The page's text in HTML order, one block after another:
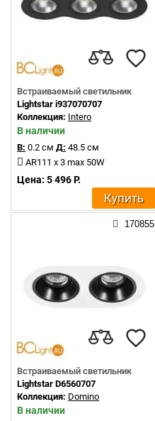
Встраиваемый светильник
Lightstar i937070707
Коллекция: Intero
В наличии
В: 0.2 см Д: 48.5 см
AR111 x 3 max 50W
Цена: 5 496 Р.
Купить
170855
Встраиваемый светильник
Lightstar D6560707
Коллекция: Domino
В наличии